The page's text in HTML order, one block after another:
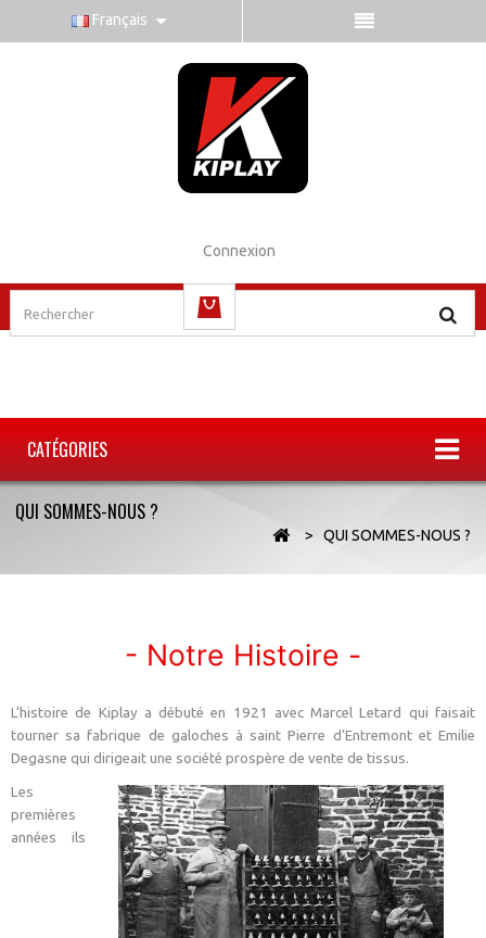
Français
Connexion
CATÉGORIES
QUI SOMMES-NOUS ?
> QUI SOMMES-NOUS ?
- Notre Histoire -
L’histoire de Kiplay a débuté en 1921 avec Marcel Letard qui faisait
tourner sa fabrique de galoches à saint Pierre d’Entremont et Emilie
Degasne qui dirigeait une société prospère de vente de tissus.
Les
premières
années ils